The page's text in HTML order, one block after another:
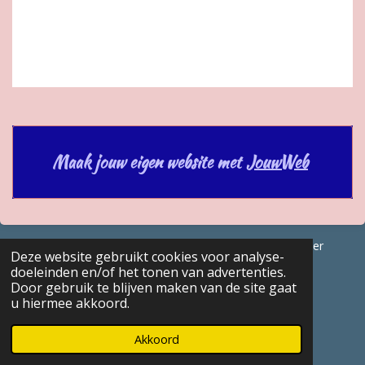
Deze website gebruikt cookies voor analyse-
doeleinden en/of het tonen van advertenties.
Door gebruik te blijven maken van de site gaat
u hiermee akkoord.
Akkoord
Maak jouw eigen website met JouwWeb
© 2017 - 2026 GENEALOGISCHE Bijdragen Marc Van Acker
Powered byJouwWeb